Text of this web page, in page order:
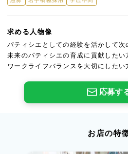
求める人物像
パティシエとしての経験を活かして
未来のパティシエの育成に貢献したい
ワークライフバランスを大切にしたい
応募す
お店の特